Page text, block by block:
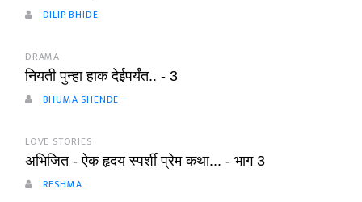
DILIP BHIDE
DRAMA
नियती पुन्हा हाक देईपर्यंत.. - 3
BHUMA SHENDE
LOVE STORIES
अभिजित - ऐक हृदय स्पर्शी प्रेम कथा... - भाग 3
RESHMA